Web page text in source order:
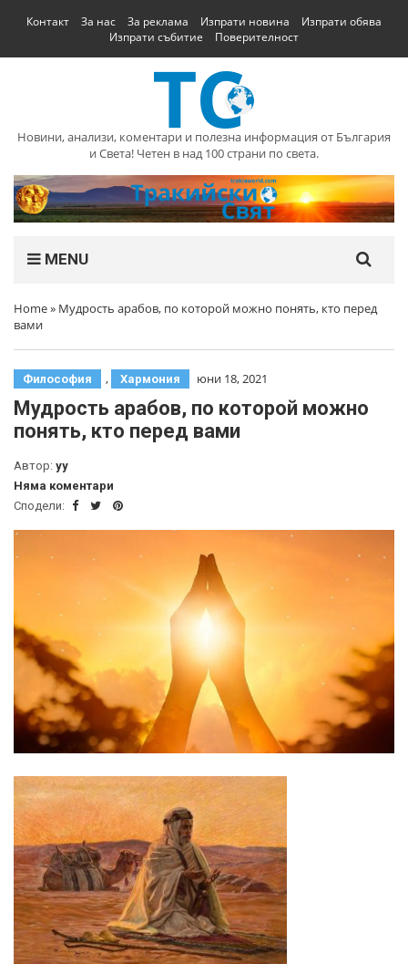
Контакт За нас За реклама Изпрати новина
Изпрати обява
Изпрати събитие
Поверителност
Новини, анализи, коментари и полезна информация от България
и Света! Четен в над 100 страни по света.
MENU
Home» Мудрость арабов, по которой можно понять, кто перед
вами
Философия , Хармония юни 18, 2021
Мудрость арабов, по которой можно
понять, кто перед вами
Автор: yy
Няма коментари
Сподели: